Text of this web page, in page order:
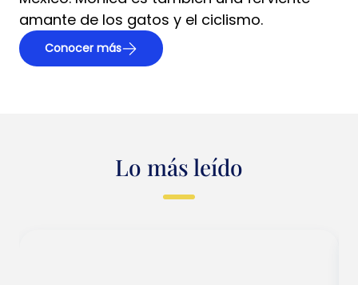
amante de los gatos y el ciclismo.
Conocer más
Lo más leído